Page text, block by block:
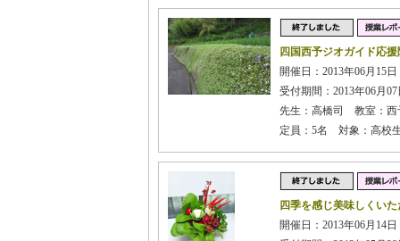
四国西予ジオガイド応
開催日：2013年06月15
受付期間：2013年06月
先生：高橋司 教室：西
定員：5名 対象：高校
四季を感じ美味しくい
開催日：2013年06月14